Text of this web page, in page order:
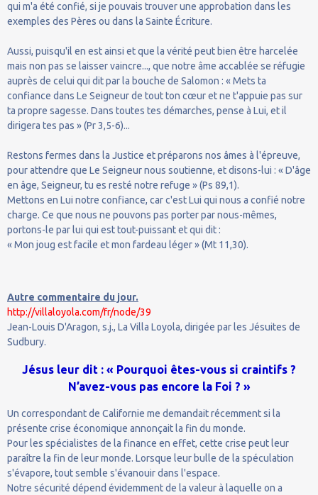
qui m'a été confié, si je pouvais trouver une approbation dans les
exemples des Pères ou dans la Sainte Écriture.
Aussi, puisqu'il en est ainsi et que la vérité peut bien être harcelée
mais non pas se laisser vaincre..., que notre âme accablée se réfugie
auprès de celui qui dit par la bouche de Salomon : « Mets ta
confiance dans Le Seigneur de tout ton cœur et ne t'appuie pas sur
ta propre sagesse. Dans toutes tes démarches, pense à Lui, et il
dirigera tes pas » (Pr 3,5-6)...
Restons fermes dans la Justice et préparons nos âmes à l'épreuve,
pour attendre que Le Seigneur nous soutienne, et disons-lui : « D'âge
en âge, Seigneur, tu es resté notre refuge » (Ps 89,1).
Mettons en Lui notre confiance, car c'est Lui qui nous a confié notre
charge. Ce que nous ne pouvons pas porter par nous-mêmes,
portons-le par lui qui est tout-puissant et qui dit :
« Mon joug est facile et mon fardeau léger » (Mt 11,30).
Autre commentaire du jour.
http://villaloyola.com/fr/node/39
Jean-Louis D'Aragon, s.j., La Villa Loyola, dirigée par les Jésuites de
Sudbury.
Jésus leur dit : « Pourquoi êtes-vous si craintifs ?
N’avez-vous pas encore la Foi ? »
Un correspondant de Californie me demandait récemment si la
présente crise économique annonçait la fin du monde.
Pour les spécialistes de la finance en effet, cette crise peut leur
paraître la fin de leur monde. Lorsque leur bulle de la spéculation
s'évapore, tout semble s'évanouir dans l'espace.
Notre sécurité dépend évidemment de la valeur à laquelle on a